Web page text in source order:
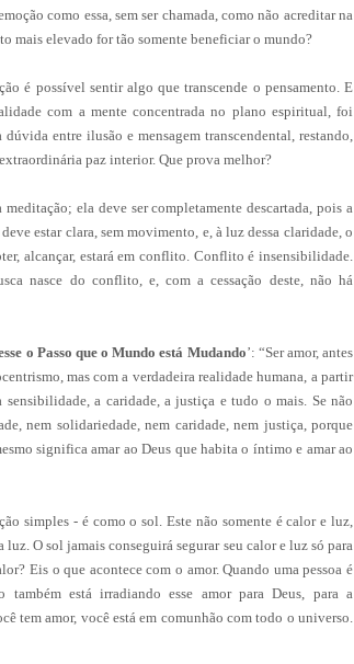
como essa, sem ser chamada, como não acreditar na
mais elevado for tão somente beneficiar o mundo?
é possível sentir algo que transcende o pensamento. E
com a mente concentrada no plano espiritual, foi
entre ilusão e mensagem transcendental, restando,
paz interior. Que prova melhor?
ela deve ser completamente descartada, pois a
estar clara, sem movimento, e, à luz dessa claridade, o
alcançar, estará em conflito. Conflito é insensibilidade.
nasce do conflito, e, com a cessação deste, não há
o Passo que o Mundo está Mudando’: “Ser amor, antes
mas com a verdadeira realidade humana, a partir
a caridade, a justiça e tudo o mais. Se não
nem solidariedade, nem caridade, nem justiça, porque
significa amar ao Deus que habita o íntimo e amar ao
simples - é como o sol. Este não somente é calor e luz,
O sol jamais conseguirá segurar seu calor e luz só para
Eis o que acontece com o amor. Quando uma pessoa é
está irradiando esse amor para Deus, para a
tem amor, você está em comunhão com todo o universo.